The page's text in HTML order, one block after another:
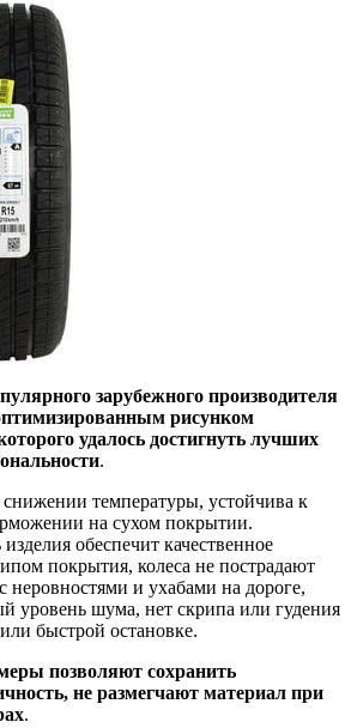
зарубежного производителя
рисунком
удалось достигнуть лучших
.
снижении температуры, устойчива к
на сухом покрытии.
обеспечит качественное
покрытия, колеса не пострадают
неровностями и ухабами на дороге,
уровень шума, нет скрипа или гудения
быстрой остановке.
позволяют сохранить
не размегчают материал при
.